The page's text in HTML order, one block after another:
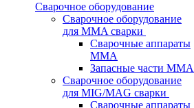
Сварочное оборудование
Сварочное оборудование
для MMA сварки
Сварочные аппараты
MMA
Запасные части MMA
Сварочное оборудование
для MIG/MAG сварки
Сварочные аппараты